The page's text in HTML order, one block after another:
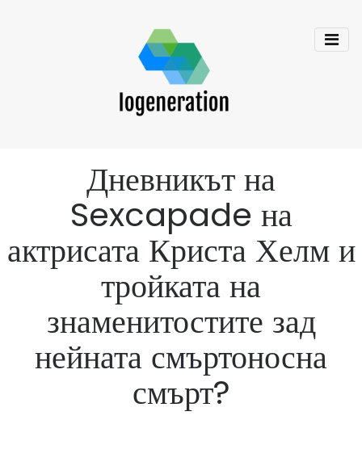
Дневникът на
Sexcapade на
актрисата Криста Хелм и
тройката на
знаменитостите зад
нейната смъртоносна
смърт?